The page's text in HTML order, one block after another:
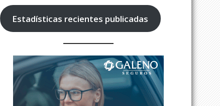
Estadísticas recientes publicadas